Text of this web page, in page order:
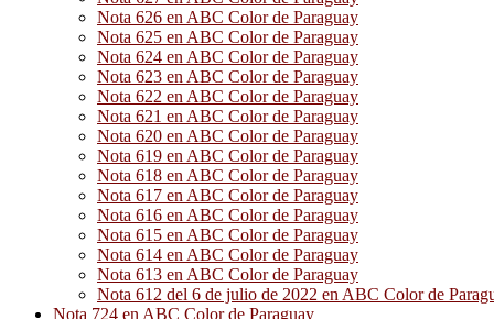
Nota 626 en ABC Color de Paraguay
Nota 625 en ABC Color de Paraguay
Nota 624 en ABC Color de Paraguay
Nota 623 en ABC Color de Paraguay
Nota 622 en ABC Color de Paraguay
Nota 621 en ABC Color de Paraguay
Nota 620 en ABC Color de Paraguay
Nota 619 en ABC Color de Paraguay
Nota 618 en ABC Color de Paraguay
Nota 617 en ABC Color de Paraguay
Nota 616 en ABC Color de Paraguay
Nota 615 en ABC Color de Paraguay
Nota 614 en ABC Color de Paraguay
Nota 613 en ABC Color de Paraguay
Nota 612 del 6 de julio de 2022 en ABC Color de
Nota 724 en ABC Color de Paraguay